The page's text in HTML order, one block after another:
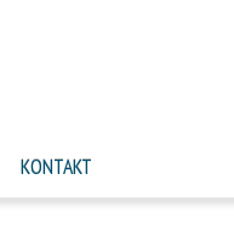
KONTAKT